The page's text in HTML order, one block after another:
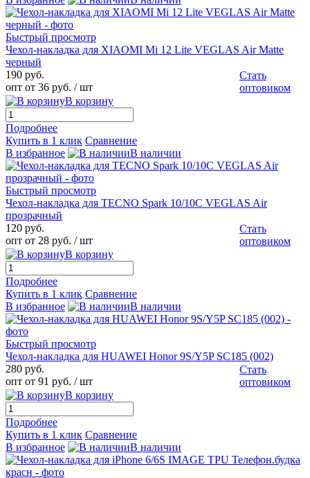
Быстрый просмотр
Чехол-накладка для XIAOMI Mi 12 Lite VEGLAS Air Matte
черный
190 руб.
опт от 36 руб. / шт
Стать
оптовиком
В корзину
Подробнее
Купить в 1 клик Сравнение
В избранное
В наличии
Быстрый просмотр
Чехол-накладка для TECNO Spark 10/10C VEGLAS Air
прозрачный
120 руб.
опт от 28 руб. / шт
Стать
оптовиком
В корзину
Подробнее
Купить в 1 клик Сравнение
В избранное
В наличии
Быстрый просмотр
Чехол-накладка для HUAWEI Honor 9S/Y5P SC185 (002)
280 руб.
опт от 91 руб. / шт
Стать
оптовиком
В корзину
Подробнее
Купить в 1 клик Сравнение
В избранное
В наличии